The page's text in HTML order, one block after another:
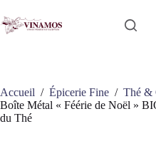
au
contenu
Accueil / Épicerie Fine / Thé &
Boîte Métal « Féérie de Noël »
du Thé